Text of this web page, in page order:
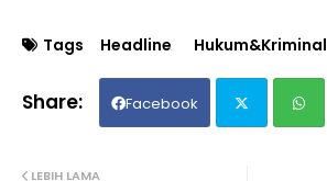
Tags Headline Hukum&Kriminal
Facebook
LEBIH LAMA